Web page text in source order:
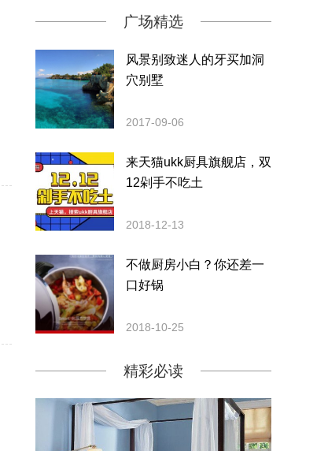
广场精选
风景别致迷人的牙买加洞
穴别墅
2017-09-06
来天猫ukk厨具旗舰店，双
12剁手不吃土
2018-12-13
不做厨房小白？你还差一
口好锅
2018-10-25
精彩必读